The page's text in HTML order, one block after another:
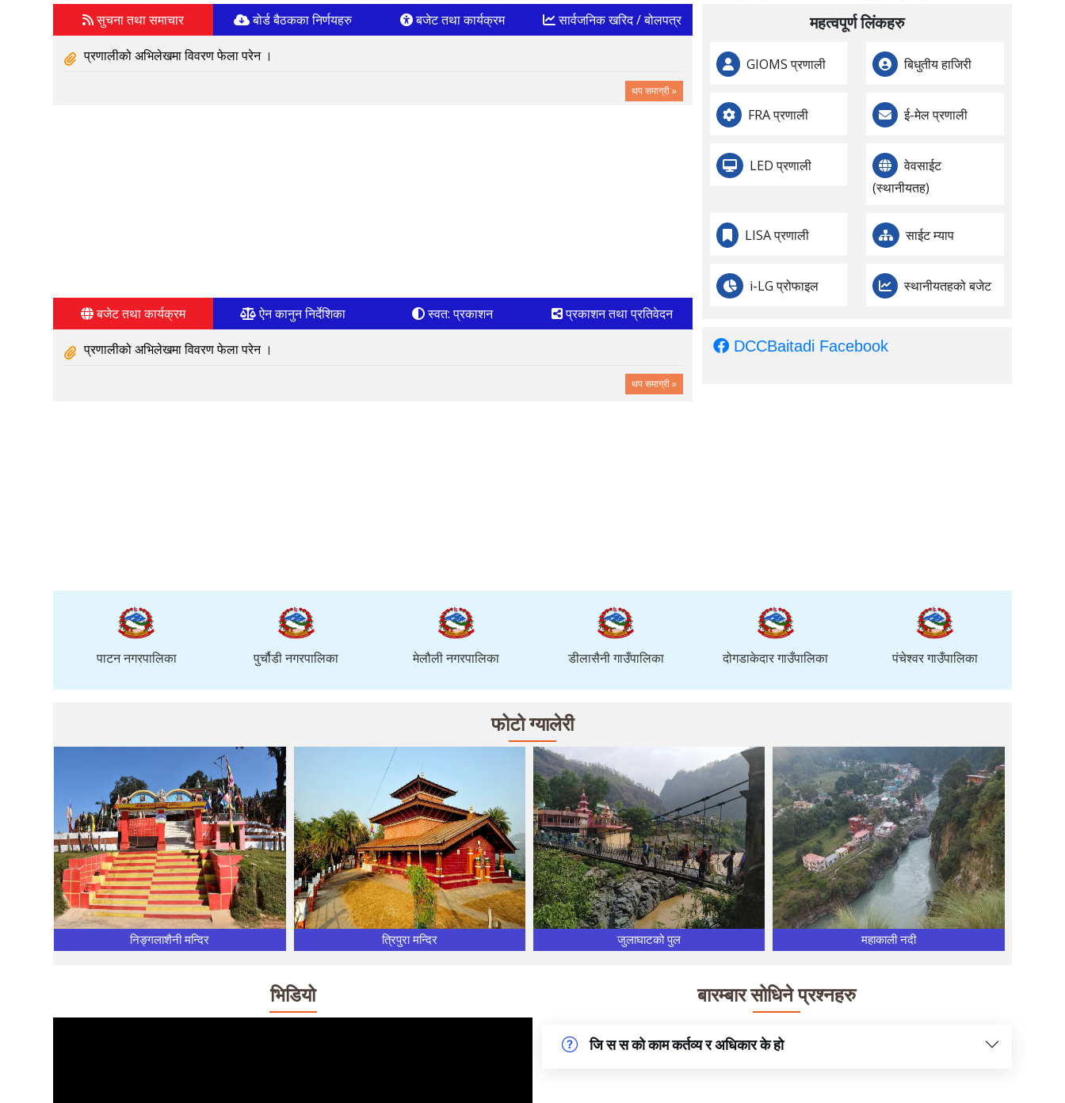
थप पढ्नुहोस्
सुचना तथा समाचार बोर्ड बैठकका निर्णयहरु बजेट तथा कार्यक्रम सार्वजनिक खरिद / बोलपत्र
प्रणालीको अभिलेखमा विवरण फेला परेन ।
थप समाग्री »
बजेट तथा कार्यक्रम ऐन कानुन निर्देशिका स्वत: प्रकाशन प्रकाशन तथा प्रतिवेदन
प्रणालीको अभिलेखमा विवरण फेला परेन ।
थप समाग्री »
महत्वपूर्ण लिंकहरु
GIOMS प्रणाली बिधुतीय हाजिरी
FRA प्रणाली ई-मेल प्रणाली
LED प्रणाली
वेवसाईट
(स्थानीयतह)
LISA प्रणाली साईट म्याप
i-LG प्रोफाइल स्थानीयतहको बजेट
DCCBaitadi Facebook
पाटन नगरपालिका पुर्चौडी नगरपालिका मेलौली नगरपालिका डीलासैनी गाउँपालिका दोगडाकेदार गाउँपालिका पंचेश्वर गाउँपालिका
फोटो ग्यालेरी
निङ्गलाशैनी मन्दिर त्रिपुरा मन्दिर जुलाघाटको पुल महाकाली नदी
भिडियो बारम्बार सोधिने प्रश्नहरु
जि स स को काम कर्तव्य र अधिकार के हो